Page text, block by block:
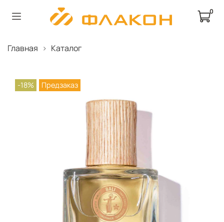
0
Главная Каталог
-18% Предзаказ